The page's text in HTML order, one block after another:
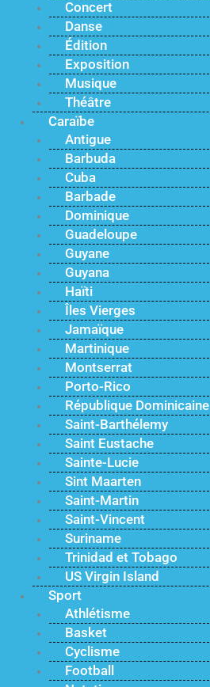
Concert
Danse
Édition
Exposition
Musique
Théâtre
Caraïbe
Antigue
Barbuda
Cuba
Barbade
Dominique
Guadeloupe
Guyane
Guyana
Haïti
Îles Vierges
Jamaïque
Martinique
Montserrat
Porto-Rico
République Dominicaine
Saint-Barthélemy
Saint Eustache
Sainte-Lucie
Sint Maarten
Saint-Martin
Saint-Vincent
Suriname
Trinidad et Tobago
US Virgin Island
Sport
Athlétisme
Basket
Cyclisme
Football